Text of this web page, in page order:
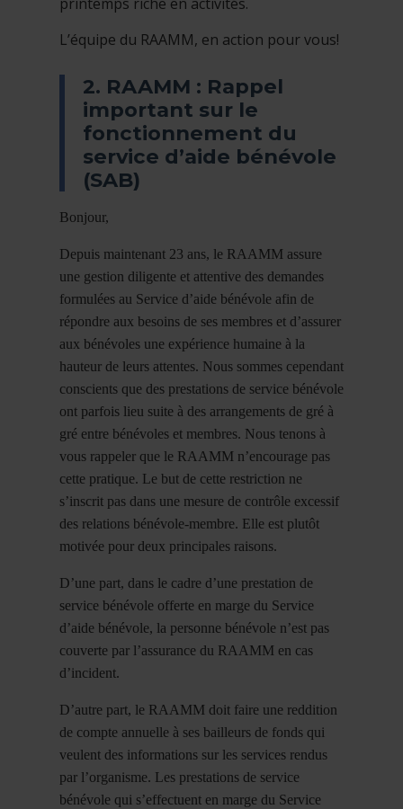
L’équipe du RAAMM, en action pour vous!
2. RAAMM : Rappel
important sur le
fonctionnement du
service d’aide bénévole
(SAB)
Bonjour,
Depuis maintenant 23 ans, le RAAMM assure
une gestion diligente et attentive des demandes
formulées au Service d’aide bénévole afin de
répondre aux besoins de ses membres et d’assurer
aux bénévoles une expérience humaine à la
hauteur de leurs attentes. Nous sommes cependant
conscients que des prestations de service bénévole
ont parfois lieu suite à des arrangements de gré à
gré entre bénévoles et membres. Nous tenons à
vous rappeler que le RAAMM n’encourage pas
cette pratique. Le but de cette restriction ne
s’inscrit pas dans une mesure de contrôle excessif
des relations bénévole-membre. Elle est plutôt
motivée pour deux principales raisons.
D’une part, dans le cadre d’une prestation de
service bénévole offerte en marge du Service
d’aide bénévole, la personne bénévole n’est pas
couverte par l’assurance du RAAMM en cas
d’incident.
D’autre part, le RAAMM doit faire une reddition
de compte annuelle à ses bailleurs de fonds qui
veulent des informations sur les services rendus
par l’organisme. Les prestations de service
bénévole qui s’effectuent en marge du Service